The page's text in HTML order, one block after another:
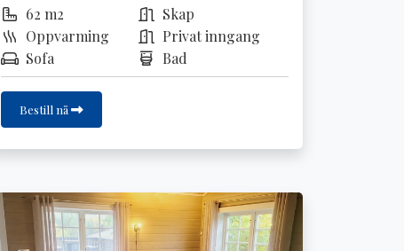
62 m2
Skap
Oppvarming
Privat inngang
Sofa
Bad
Bestill nå